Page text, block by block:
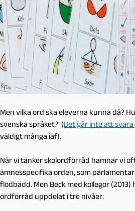
Men vilka ord ska eleverna kunna då?
svenska språket? (Det går inte att svara
väldigt många iaf).
När vi tänker skolordförråd hamnar vi
ämnesspecifika orden, som
flodbädd. Men Beck med kollegor
ordförråd uppdelat i tre nivåer: